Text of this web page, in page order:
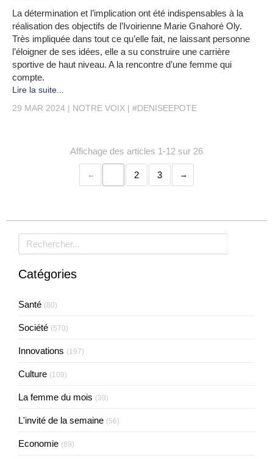
La détermination et l’implication ont été indispensables à la
réalisation des objectifs de l’Ivoirienne Marie Gnahoré Oly.
Très impliquée dans tout ce qu’elle fait, ne laissant personne
l’éloigner de ses idées, elle a su construire une carrière
sportive de haut niveau. A la rencontre d’une femme qui
compte.
Lire la suite...
29 MAR 2024
NOTRE VOIX #DENISEEPOTE
Affichage des articles 1-12 sur 26
2 3
Rechercher
Catégories
Santé (80)
Société (570)
Innovations (197)
Culture (109)
La femme du mois (39)
L'invité de la semaine (56)
Economie (89)